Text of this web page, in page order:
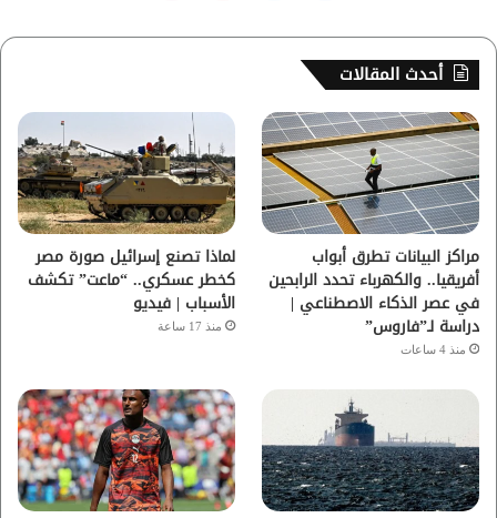
س
ب
و
ك
ر
ي
و
ب
ت
ق
ر
ا
م
أحدث المقالات
مراكز البيانات تطرق أبواب
أفريقيا.. والكهرباء تحدد الرابحين
في عصر الذكاء الاصطناعي |
دراسة لـ”فاروس”
منذ 4 ساعات
لماذا تصنع إسرائيل صورة مصر
كخطر عسكري.. “ماعت” تكشف
الأسباب | فيديو
منذ 17 ساعة